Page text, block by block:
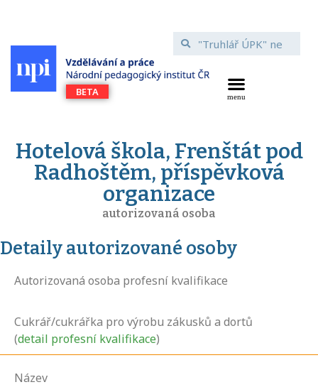
Hotelová škola, Frenštát pod
Radhoštěm, příspěvková
organizace
autorizovaná osoba
Detaily autorizované osoby
Autorizovaná osoba profesní kvalifikace
Cukrář/cukrářka pro výrobu zákusků a dortů
(detail profesní kvalifikace)
Název